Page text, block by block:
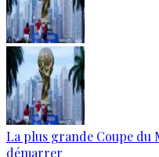
La plus grande Coupe du
démarrer